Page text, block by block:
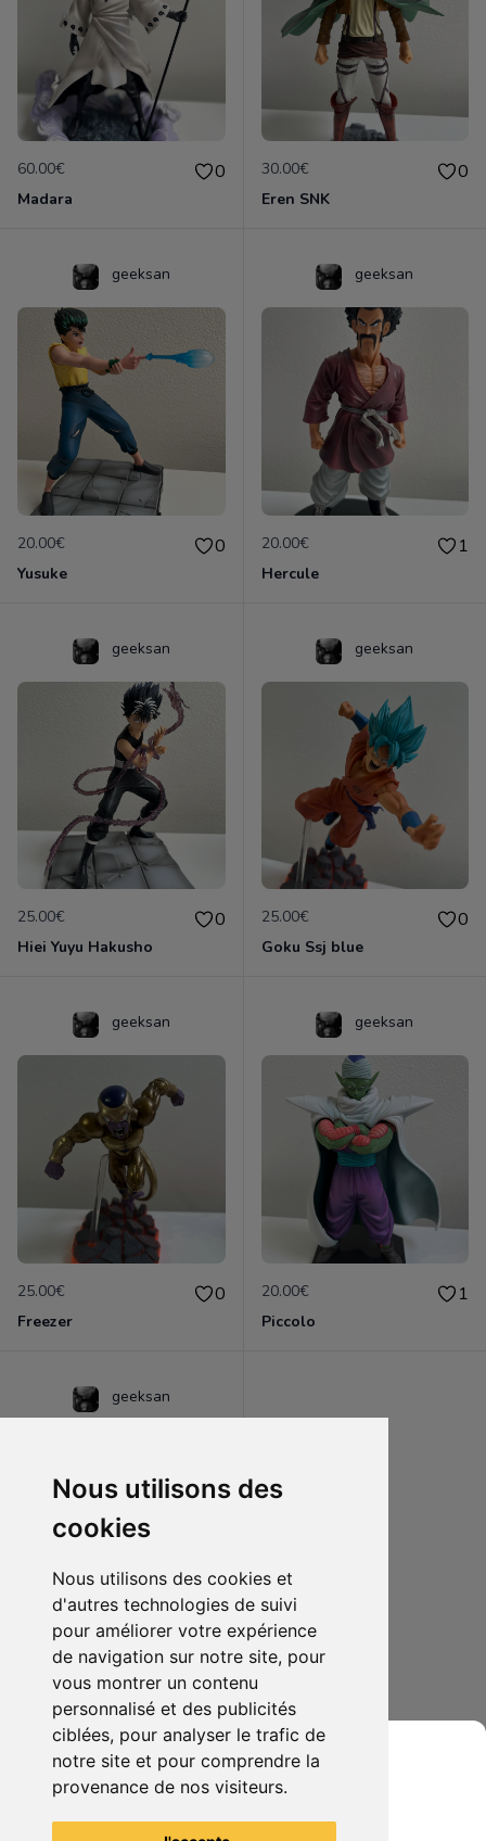
Nous utilisons des
cookies
Nous utilisons des cookies et
d'autres technologies de suivi
pour améliorer votre expérience
de navigation sur notre site, pour
vous montrer un contenu
personnalisé et des publicités
ciblées, pour analyser le trafic de
notre site et pour comprendre la
provenance de nos visiteurs.
60.00€ 0
Madara
30.00€ 0
Eren SNK
geeksan
20.00€ 0
Yusuke
geeksan
20.00€ 1
Hercule
geeksan
25.00€ 0
Hiei Yuyu Hakusho
geeksan
25.00€ 0
Goku Ssj blue
geeksan
25.00€ 0
Freezer
geeksan
20.00€ 1
Piccolo
geeksan
25.00€ 0
Goku UI
Grenier du Geek